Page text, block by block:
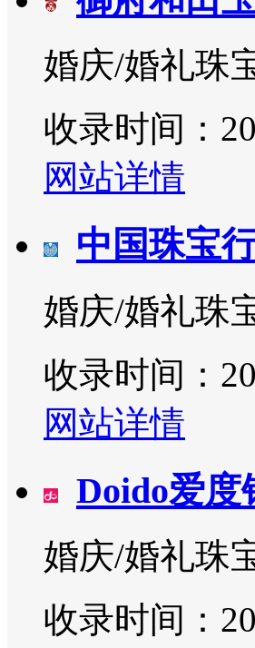
婚庆/婚礼珠
收录时间：
网站详情
中国珠宝
婚庆/婚礼珠
收录时间：
网站详情
Doido爱度
婚庆/婚礼珠
收录时间：